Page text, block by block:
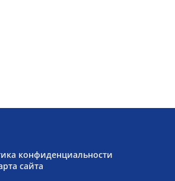
конфиденциальности
сайта